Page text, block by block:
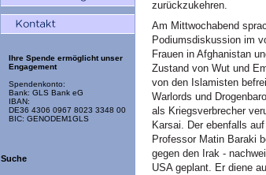
Ihre Spende ermöglicht unser
Engagement
Spendenkonto:
Bank: GLS Bank eG
IBAN:
DE36 4306 0967 8023 3348 00
BIC: GENODEM1GLS
Suche
zurückzukehren.
Am Mittwochabend
Podiumsdiskussion im
Frauen in Afghanistan
Zustand von Wut und
von den Islamisten
Warlords und
als Kriegsverbrecher
Karsai. Der ebenfalls
Professor Matin Baraki
gegen den Irak -
USA geplant. Er diene